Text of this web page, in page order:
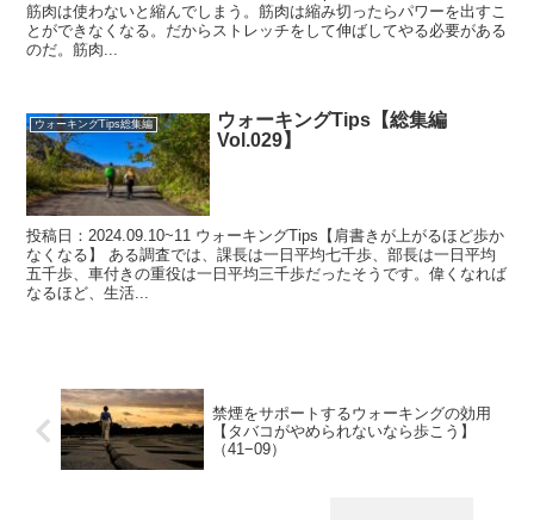
筋肉は使わないと縮んでしまう。筋肉は縮み切ったらパワーを出すこ
とができなくなる。だからストレッチをして伸ばしてやる必要がある
のだ。筋肉...
ウォーキングTips総集編
ウォーキングTips【総集編
Vol.029】
投稿日：2024.09.10~11 ウォーキングTips【肩書きが上がるほど歩か
なくなる】 ある調査では、課長は一日平均七千歩、部長は一日平均
五千歩、車付きの重役は一日平均三千歩だったそうです。偉くなれば
なるほど、生活...
禁煙をサポートするウォーキングの効用
【タバコがやめられないなら歩こう】
（41−09）